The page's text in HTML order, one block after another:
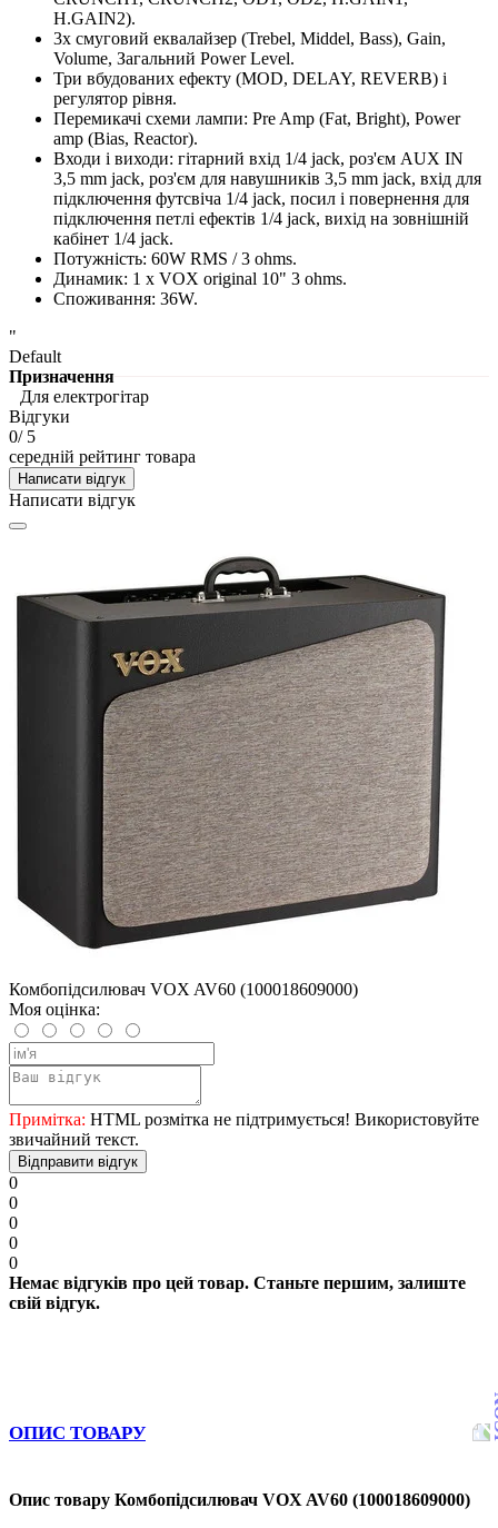
H.GAIN2).
3х смуговий еквалайзер (Trebel, Middel, Bass), Gain,
Volume, Загальний Power Level.
Три вбудованих ефекту (MOD, DELAY, REVERB) і
регулятор рівня.
Перемикачі схеми лампи: Pre Amp (Fat, Bright), Power
amp (Bias, Reactor).
Входи і виходи: гітарний вхід 1/4 jack, роз'єм AUX IN
3,5 mm jack, роз'єм для навушників 3,5 mm jack, вхід для
підключення футсвіча 1/4 jack, посил і повернення для
підключення петлі ефектів 1/4 jack, вихід на зовнішній
кабінет 1/4 jack.
Потужність: 60W RMS / 3 ohms.
Динамик: 1 х VOX original 10" 3 ohms.
Споживання: 36W.
"
Default
Призначення
Для електрогітар
Відгуки
0/ 5
середній рейтинг товара
Написати відгук
Написати відгук
Комбопідсилювач VOX AV60 (100018609000)
Моя оцінка:
Примітка: HTML розмітка не підтримується! Використовуйте
звичайний текст.
Відправити відгук
0
0
0
0
0
Немає відгуків про цей товар. Станьте першим, залиште
свій відгук.
ОПИС ТОВАРУ
Опис товару Комбопідсилювач VOX AV60 (100018609000)